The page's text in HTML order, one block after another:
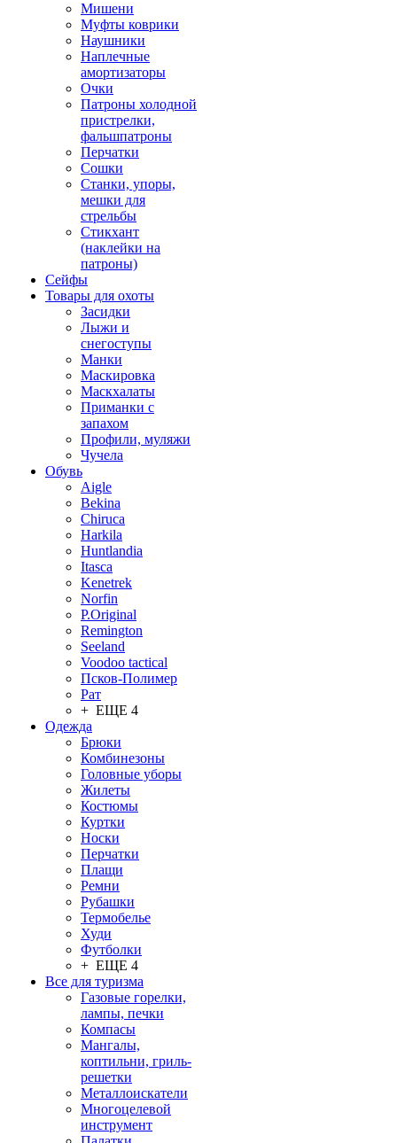
Мишени
Муфты коврики
Наушники
Наплечные
амортизаторы
Очки
Патроны холодной
пристрелки,
фальшпатроны
Перчатки
Сошки
Станки, упоры,
мешки для
стрельбы
Стикхант
(наклейки на
патроны)
Сейфы
Товары для охоты
Засидки
Лыжи и
снегоступы
Манки
Маскировка
Маскхалаты
Приманки с
запахом
Профили, муляжи
Чучела
Обувь
Aigle
Bekina
Chiruсa
Harkila
Huntlandia
Itasca
Kenetrek
Norfin
P.Original
Remington
Seeland
Voodoo tactical
Псков-Полимер
Рат
+ ЕЩЕ 4
Одежда
Брюки
Комбинезоны
Головные уборы
Жилеты
Костюмы
Куртки
Носки
Перчатки
Плащи
Ремни
Рубашки
Термобелье
Худи
Футболки
+ ЕЩЕ 4
Все для туризма
Газовые горелки,
лампы, печки
Компасы
Мангалы,
коптильни, гриль-
решетки
Металлоискатели
Многоцелевой
инструмент